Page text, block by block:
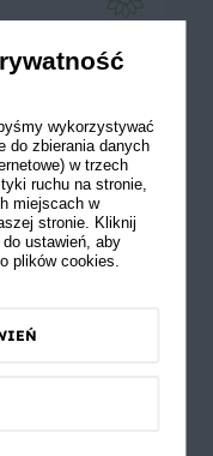
wykorzystywać
do zbierania danych
w trzech
ruchu na stronie,
miejscach w
stronie. Kliknij
ustawień, aby
plików cookies.